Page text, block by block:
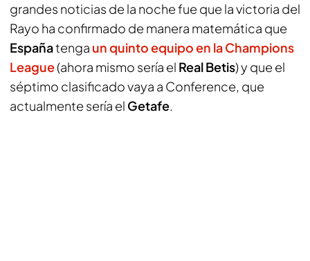
grandes noticias de la noche fue que la victoria del
Rayo ha confirmado de manera matemática que
Españatenga un quinto equipo en la Champions
League(ahora mismo sería el Real Betis) y que el
séptimo clasificado vaya a Conference, que
actualmente sería el Getafe.